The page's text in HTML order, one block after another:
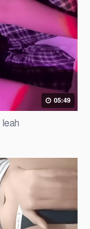
05:49